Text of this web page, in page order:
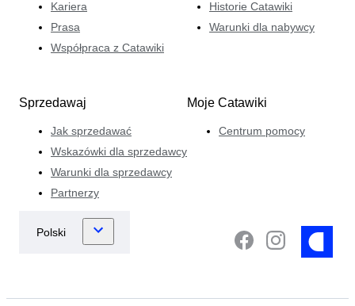
Kariera
Prasa
Współpraca z Catawiki
Historie Catawiki
Warunki dla nabywcy
Sprzedawaj
Jak sprzedawać
Wskazówki dla sprzedawcy
Warunki dla sprzedawcy
Partnerzy
Moje Catawiki
Centrum pomocy